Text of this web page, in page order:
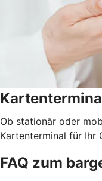
Ob stationär oder
Kartenterminal für Ihr
FAQ zum